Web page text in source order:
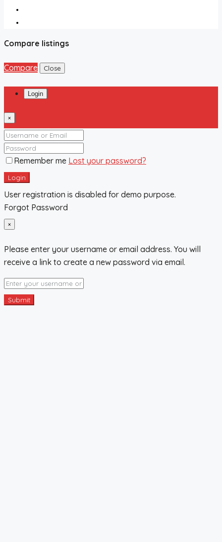
Compare listings
Compare Close
Login
×
Remember me Lost your password?
Login
User registration is disabled for demo purpose.
Forgot Password
×
Please enter your username or email address. You will
receive a link to create a new password via email.
Submit